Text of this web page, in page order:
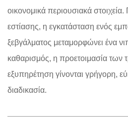
οικονομικά περιουσιακά στοιχεία.
εστίασης, η εγκατάσταση ενός
ξεβγάλματος μεταμορφώνει ένα
καθαρισμός, η προετοιμασία των
εξυπηρέτηση γίνονται γρήγορη,
διαδικασία.